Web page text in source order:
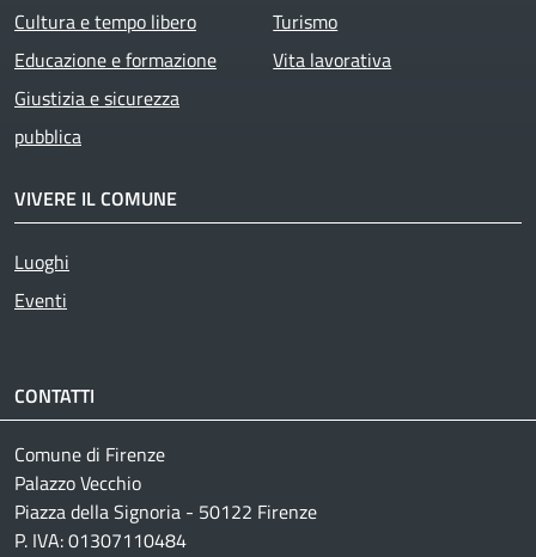
Cultura e tempo libero
Educazione e formazione
Giustizia e sicurezza
pubblica
Turismo
Vita lavorativa
VIVERE IL COMUNE
Luoghi
Eventi
CONTATTI
Comune di Firenze
Palazzo Vecchio
Piazza della Signoria - 50122 Firenze
P. IVA: 01307110484